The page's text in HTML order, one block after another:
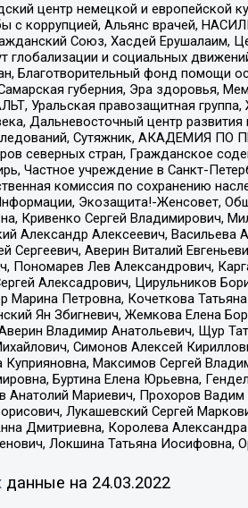
центр немецкой и европейской
с коррупцией, Альянс врачей,
Союз, Хасдей Ерушалаим,
глобализации и социальных
Благотворительный фонд помощи
губерния, Эра здоровья,
Уральская правозащитная
Дальневосточный центр
Сутяжник, АКАДЕМИЯ
северных стран, Гражданское
Частное учреждение в Санкт-
комиссия по сохранению
Экозащита!-Женсовет,
Кривенко Сергей Владимирович,
Александр Алексеевич, Васильева
Сергеевич, Аверин Виталий
Лев Александрович,
Алексадрович, Цирульников
Петровна, Кочеткова
Ян Збигневич, Жемкова Елена
Владимир Анатольевич, Щур
Симонов Алексей
Максимов Сергей
Буртина Елена Юрьевна,
Мариевич, Прохоров
Лукашевский Сергей
Дмитриевна, Королева
Локшина Татьяна
данные на 24.03.2022